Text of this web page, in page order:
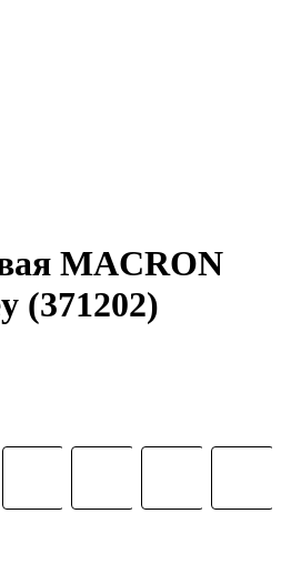
MACRON
(371202)